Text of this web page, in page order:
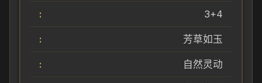
3+4
芳草如玉
自然灵动